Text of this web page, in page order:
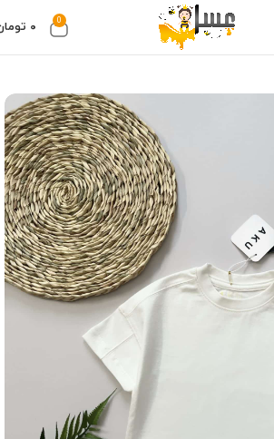
0 ۰